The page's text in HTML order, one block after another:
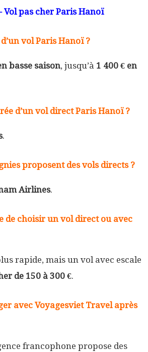
Vol pas cher Paris Hanoï
vol Paris Hanoï ?
basse saison, jusqu’à 1 400 € en
d’un vol direct Paris Hanoï ?
.
proposent des vols directs ?
Airlines.
de choisir un vol direct ou avec
rapide, mais un vol avec escale
de 150 à 300 €.
avec Voyagesviet Travel après
francophone propose des